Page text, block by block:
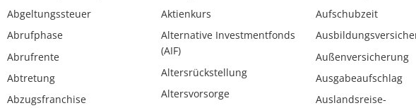
Abgeltungssteuer
Abrufphase
Abrufrente
Abtretung
Abzugsfranchise
Aktienkurs
Alternative Investmentfonds
(AIF)
Altersrückstellung
Altersvorsorge
Aufschubzeit
Außenversicherung
Ausgabeaufschlag
Auslandsreise-